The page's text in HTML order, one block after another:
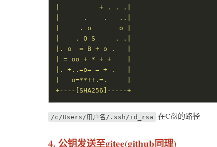
+----[SHA256]-----+
/c/Users/用户名/.ssh/id_rsa 在C盘的路径
4. 公钥发送至gitee(github同理)